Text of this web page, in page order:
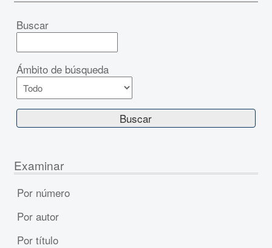
Buscar
Ámbito de búsqueda
Examinar
Por número
Por autor
Por título